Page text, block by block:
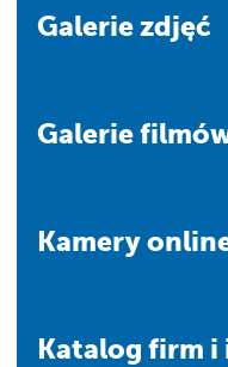
Galerie zdjęć
Galerie
Kamery
Katalog firm